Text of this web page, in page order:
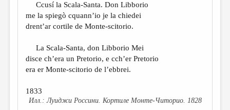
Ccusí la Scala-Santa. Don Libborio
me la spiegò cquann’io je la chiedei
drent’ar cortile de Monte-scitorio.
La Scala-Santa, don Libborio Mei
disce ch’era un Pretorio, e cch’er Pretorio
era er Monte-scitorio de l’ebbrei.
1833
Луиджи Россини. Кортиле Монте-Читорио. 1828